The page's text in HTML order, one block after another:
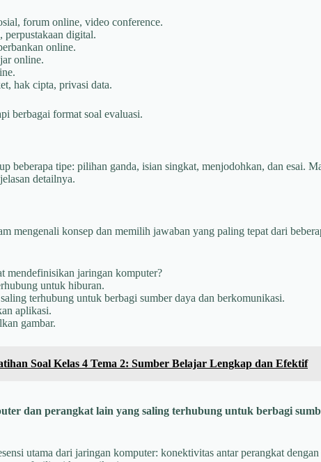
forum online, video conference.
perpustakaan digital.
online.
online.
hak cipta, privasi data.
berbagai format soal evaluasi.
beberapa tipe: pilihan ganda, isian singkat, menjodohkan, dan esai.
detailnya.
mengenali konsep dan memilih jawaban yang paling tepat dari
mendefinisikan jaringan komputer?
untuk hiburan.
terhubung untuk berbagi sumber daya dan berkomunikasi.
aplikasi.
gambar.
Soal Kelas 4 Tema 2: Sumber Belajar Lengkap dan Efektif
dan perangkat lain yang saling terhubung untuk berbagi
utama dari jaringan komputer: konektivitas antar perangkat dengan